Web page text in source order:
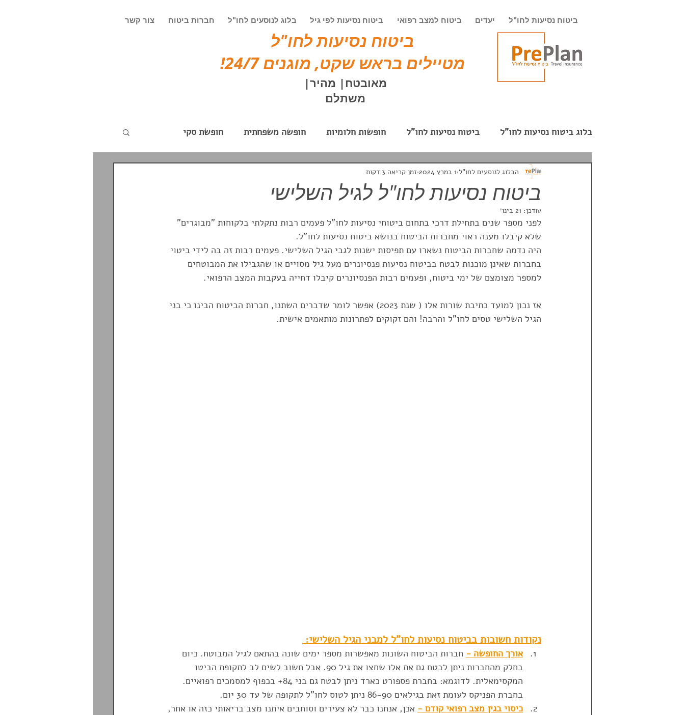
ביטוח נסיעות לחו"ל יעדים ביטוח למצב רפואי ביטוח נסיעות לפי גיל בלוג לנוסעים לחו"ל חברות ביטוח צור קשר
ביטוח נסיעות לחו"ל
מטיילים בראש שקט, מוגנים 24/7!
מאובטח| מהיר|
משתלם
בלוג ביטוח נסיעות לחו"ל ביטוח נסיעות לחו"ל חופשות חלומיות חופשה משפחתית חופשת סקי
חופשה רומנטית המזרח הרחוק חופשה בחו"ל אקסטרים
חבילת תקשורת בחו"ל
טריפגרנטי טריפ גרנטי eSIM טיול ג'יפים בחו"ל PrePlan TravelShield AI
ביטוח נסיעות לחו"ל לגיל השלישי
הבלוג לנוסעים לחו"ל 1 במרץ 2024 זמן קריאה 3 דקות
עודכן: 21 בינו׳
לפני מספר שנים בתחילת דרכי בתחום ביטוחי נסיעות לחו"ל פעמים רבות נתקלתי בלקוחות "מבוגרים"
שלא קיבלו מענה ראוי מחברות הביטוח בנושא ביטוח נסיעות לחו"ל.
היה נדמה שחברות הביטוח נשארו עם תפיסות ישנות לגבי הגיל השלישי. פעמים רבות זה בה לידי ביטוי
בחברות שאינן מוכנות לבטח בביטוח נסיעות פנסיונרים מעל גיל מסויים או שהגבילו את המבוטחים
למספר מצומצם של ימי ביטוח, ופעמים רבות הפנסיונרים קיבלו דחייה בעקבות המצב הרפואי.
אז נכון למועד כתיבת שורות אלו ( שנת 2023) אפשר לומר שדברים השתנו, חברות הביטוח הבינו כי בני
הגיל השלישי טסים לחו"ל והרבה! והם זקוקים לפתרונות מותאמים אישית.
נקודות חשובות בביטוח נסיעות לחו"ל למבני הגיל השלישי:
אורך החופשה - חברות הביטוח השונות מאפשרות מספר ימים שונה בהתאם לגיל המבוטח. כיום
בחלק מהחברות ניתן לבטח גם את אלו שחצו את גיל 90. אבל חשוב לשים לב לתקופת הביטו
המקסימאלית. לדוגמא: בחברת פספורט כארד ניתן לבטח גם בני 84+ בכפוף למסמכים רפואיים.
בחברת הפניקס לעומת זאת בגילאים 86-90 ניתן לטוס לחו"ל לתקופה של עד 30 יום.
כיסוי בגין מצב רפואי קודם - אכן, אנחנו כבר לא צעירים וסוחבים איתנו מצב בריאותי כזה או אחר,